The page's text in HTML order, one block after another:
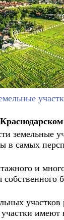
в самых
и
участков